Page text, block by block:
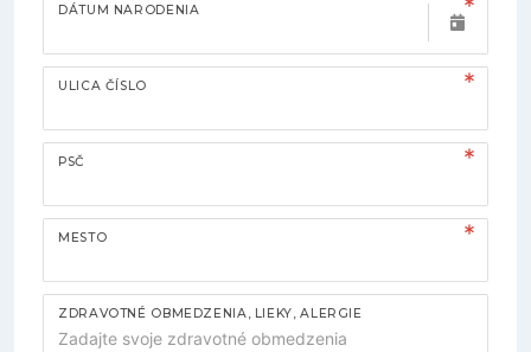
DÁTUM NARODENIA
ULICA ČÍSLO
PSČ
MESTO
ZDRAVOTNÉ OBMEDZENIA, LIEKY, ALERGIE